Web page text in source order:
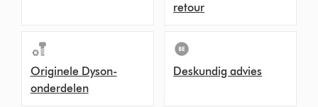
retour
Originele Dyson-
onderdelen
Deskundig advies